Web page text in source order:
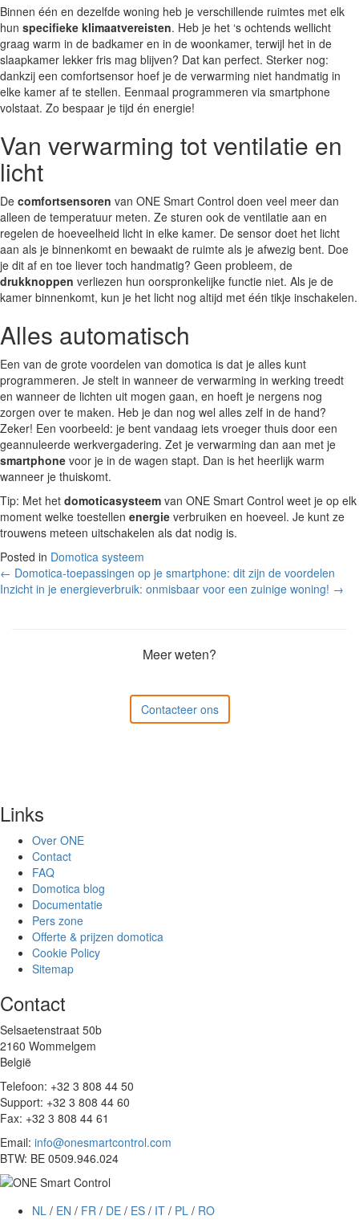
Binnen één en dezelfde woning heb je verschillende ruimtes met elk
hun specifieke klimaatvereisten. Heb je het ‘s ochtends wellicht
graag warm in de badkamer en in de woonkamer, terwijl het in de
slaapkamer lekker fris mag blijven? Dat kan perfect. Sterker nog:
dankzij een comfortsensor hoef je de verwarming niet handmatig in
elke kamer af te stellen. Eenmaal programmeren via smartphone
volstaat. Zo bespaar je tijd én energie!
Van verwarming tot ventilatie en
licht
De comfortsensoren van ONE Smart Control doen veel meer dan
alleen de temperatuur meten. Ze sturen ook de ventilatie aan en
regelen de hoeveelheid licht in elke kamer. De sensor doet het licht
aan als je binnenkomt en bewaakt de ruimte als je afwezig bent. Doe
je dit af en toe liever toch handmatig? Geen probleem, de
drukknoppen verliezen hun oorspronkelijke functie niet. Als je de
kamer binnenkomt, kun je het licht nog altijd met één tikje inschakelen.
Alles automatisch
Een van de grote voordelen van domotica is dat je alles kunt
programmeren. Je stelt in wanneer de verwarming in werking treedt
en wanneer de lichten uit mogen gaan, en hoeft je nergens nog
zorgen over te maken. Heb je dan nog wel alles zelf in de hand?
Zeker! Een voorbeeld: je bent vandaag iets vroeger thuis door een
geannuleerde werkvergadering. Zet je verwarming dan aan met je
smartphone voor je in de wagen stapt. Dan is het heerlijk warm
wanneer je thuiskomt.
Tip: Met het domoticasysteem van ONE Smart Control weet je op elk
moment welke toestellen energie verbruiken en hoeveel. Je kunt ze
trouwens meteen uitschakelen als dat nodig is.
Posted in Domotica systeem
Post
← Domotica-toepassingen op je smartphone: dit zijn de voordelen
Inzicht in je energieverbruik: onmisbaar voor een zuinige woning! →
Meer weten?
Contacteer ons
Links
Over ONE
Contact
FAQ
Domotica blog
Documentatie
Pers zone
Offerte & prijzen domotica
Cookie Policy
Sitemap
Contact
Selsaetenstraat 50b
2160 Wommelgem
België
Telefoon: +32 3 808 44 50
Support: +32 3 808 44 60
Fax: +32 3 808 44 61
Email: info@onesmartcontrol.com
BTW: BE 0509.946.024
NL / EN / FR / DE / ES / IT / PL / RO